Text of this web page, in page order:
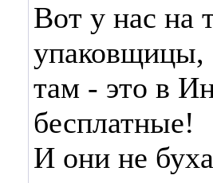
Вот у нас на
упаковщицы,
там - это в
бесплатные!
И они не